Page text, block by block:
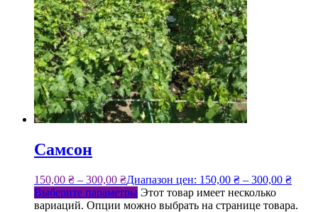
Самсон
150,00 ₴ – 300,00 ₴Диапазон цен: 150,00 ₴ – 300,00 ₴
Выберите параметры Этот товар имеет несколько
вариаций. Опции можно выбрать на странице товара.